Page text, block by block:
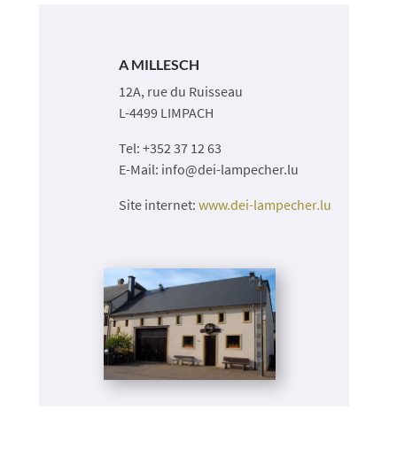
A MILLESCH
12A, rue du Ruisseau
L-4499 LIMPACH
Tel: +352 37 12 63
E-Mail: info@dei-lampecher.lu
Site internet: www.dei-lampecher.lu